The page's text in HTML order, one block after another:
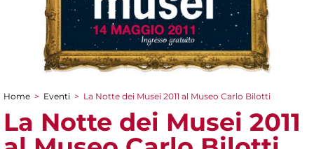
Tu sei qui
Home > Eventi > La Notte dei Musei 2011 al Museo Carlo Bilotti
La Notte dei Musei 2011